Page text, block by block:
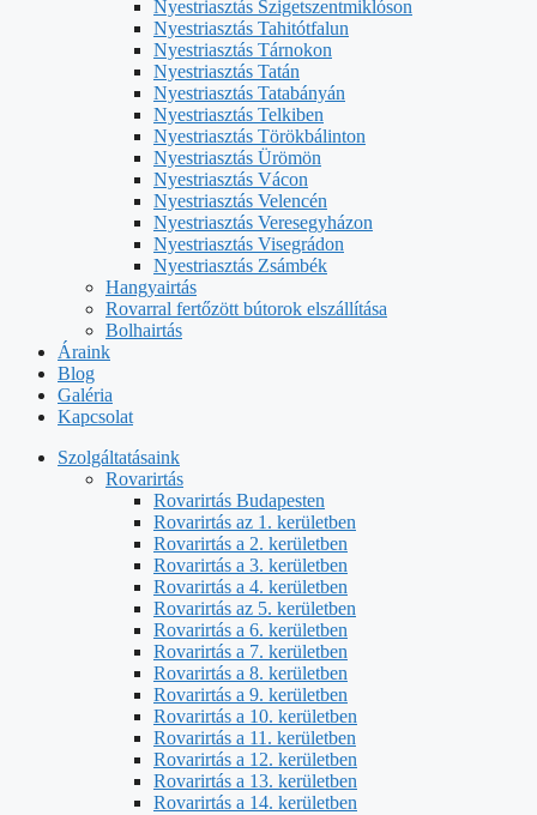
Nyestriasztás Szigetszentmiklóson
Nyestriasztás Tahitótfalun
Nyestriasztás Tárnokon
Nyestriasztás Tatán
Nyestriasztás Tatabányán
Nyestriasztás Telkiben
Nyestriasztás Törökbálinton
Nyestriasztás Ürömön
Nyestriasztás Vácon
Nyestriasztás Velencén
Nyestriasztás Veresegyházon
Nyestriasztás Visegrádon
Nyestriasztás Zsámbék
Hangyairtás
Rovarral fertőzött bútorok elszállítása
Bolhairtás
Áraink
Blog
Galéria
Kapcsolat
Szolgáltatásaink
Rovarirtás
Rovarirtás Budapesten
Rovarirtás az 1. kerületben
Rovarirtás a 2. kerületben
Rovarirtás a 3. kerületben
Rovarirtás a 4. kerületben
Rovarirtás az 5. kerületben
Rovarirtás a 6. kerületben
Rovarirtás a 7. kerületben
Rovarirtás a 8. kerületben
Rovarirtás a 9. kerületben
Rovarirtás a 10. kerületben
Rovarirtás a 11. kerületben
Rovarirtás a 12. kerületben
Rovarirtás a 13. kerületben
Rovarirtás a 14. kerületben